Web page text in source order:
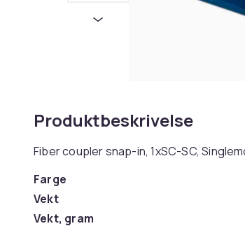
Produktbeskrivelse
Fiber coupler snap-in, 1xSC-SC,
Farge
Vekt
Vekt, gram